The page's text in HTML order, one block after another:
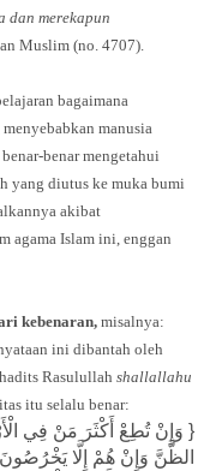
dan merekapun
Muslim (no. 4707).
bagaimana
manusia
benar mengetahui
yang diutus ke muka bumi
akibat
agama Islam ini, enggan
kebenaran, misalnya:
ini dibantah oleh
Rasulullah shallallahu
itu selalu benar:
{ وَإِنْ تُطِعْ أَكْثَرَ مَنْ فِي